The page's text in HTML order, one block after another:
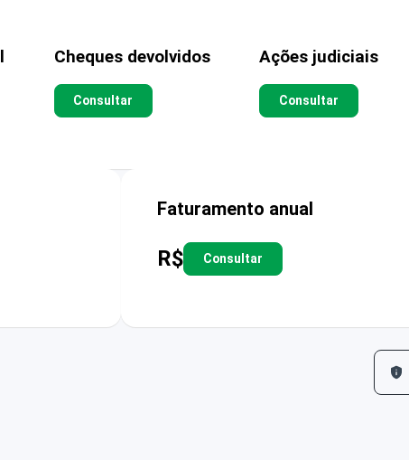
Cheques devolvidos
Consultar
Ações judiciais
Consultar
Faturamento anual
R$ Consultar